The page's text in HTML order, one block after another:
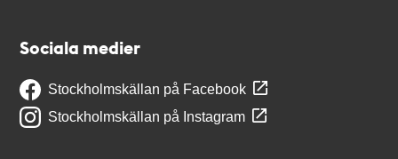
Sociala medier
Stockholmskällan på Facebook
Stockholmskällan på Instagram